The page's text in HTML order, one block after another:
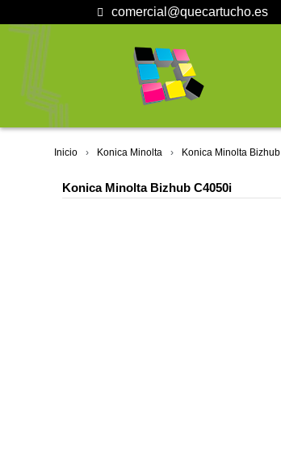
comercial@quecartucho.es
Inicio Konica Minolta Konica Minolta Bizhub
Konica Minolta Bizhub C4050i